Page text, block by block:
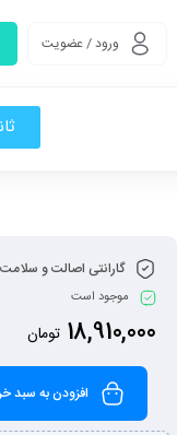
ورود / عضویت
گارانتی اصالت و
موجود است
18,910,000 تومان
افزودن به سبد